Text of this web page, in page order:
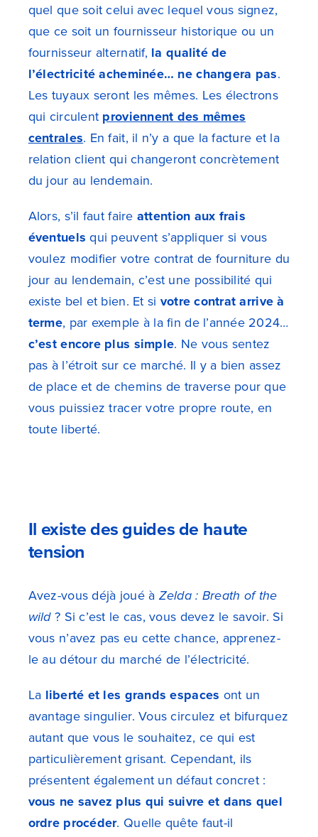
quel que soit celui avec lequel vous signez,
que ce soit un fournisseur historique ou un
fournisseur alternatif, la qualité de
l’électricité acheminée… ne changera pas.
Les tuyaux seront les mêmes. Les électrons
qui circulent proviennent des mêmes
centrales. En fait, il n’y a que la facture et la
relation client qui changeront concrètement
du jour au lendemain.
Alors, s’il faut faire attention aux frais
éventuels qui peuvent s’appliquer si vous
voulez modifier votre contrat de fourniture du
jour au lendemain, c’est une possibilité qui
existe bel et bien. Et si votre contrat arrive à
terme, par exemple à la fin de l’année 2024…
c’est encore plus simple. Ne vous sentez
pas à l’étroit sur ce marché. Il y a bien assez
de place et de chemins de traverse pour que
vous puissiez tracer votre propre route, en
toute liberté.
Il existe des guides de haute
tension
Avez-vous déjà joué à Zelda : Breath of the
wild? Si c’est le cas, vous devez le savoir. Si
vous n’avez pas eu cette chance, apprenez-
le au détour du marché de l’électricité.
La liberté et les grands espaces ont un
avantage singulier. Vous circulez et bifurquez
autant que vous le souhaitez, ce qui est
particulièrement grisant. Cependant, ils
présentent également un défaut concret :
vous ne savez plus qui suivre et dans quel
ordre procéder. Quelle quête faut-il